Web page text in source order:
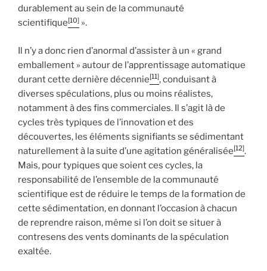
durablement au sein de la communauté
scientifique[10] ».
Il n’y a donc rien d’anormal d’assister à un « grand
emballement » autour de l’apprentissage automatique
durant cette dernière décennie[11], conduisant à
diverses spéculations, plus ou moins réalistes,
notamment à des fins commerciales. Il s’agit là de
cycles très typiques de l’innovation et des
découvertes, les éléments signifiants se sédimentant
naturellement à la suite d’une agitation généralisée[12].
Mais, pour typiques que soient ces cycles, la
responsabilité de l’ensemble de la communauté
scientifique est de réduire le temps de la formation de
cette sédimentation, en donnant l’occasion à chacun
de reprendre raison, même si l’on doit se situer à
contresens des vents dominants de la spéculation
exaltée.